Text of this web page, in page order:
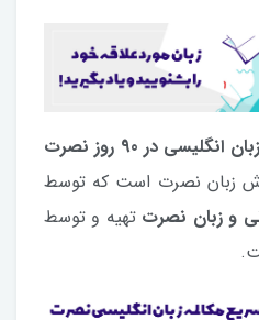
در 90 روز نصرت
زبان نصرت است که توسط
و زبان نصرت تهیه و توسط